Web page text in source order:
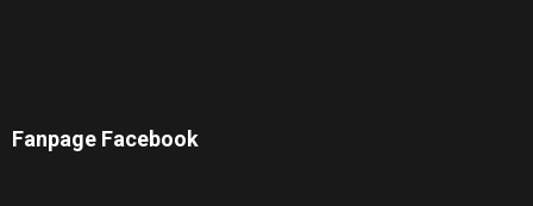
Fanpage Facebook